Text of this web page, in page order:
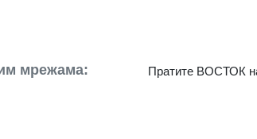
мрежама: Пратите ВОСТОК